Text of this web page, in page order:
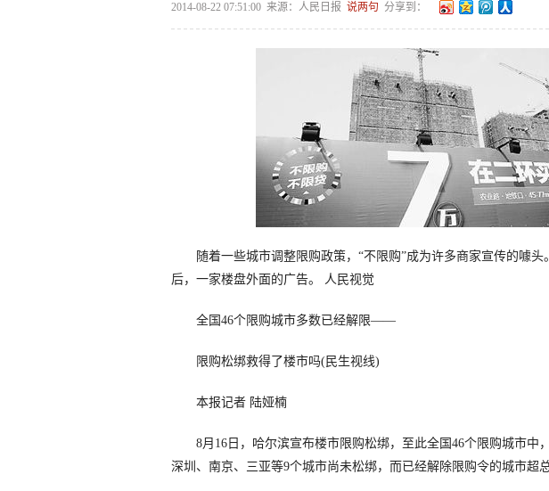
2014-08-22 07:51:00 来源： 人民日报 说两句 分享到：
随着一些城市调整限购政策，“不限购”成为许多商家宣传的噱头
后，一家楼盘外面的广告。 人民视觉
全国46个限购城市多数已经解限——
限购松绑救得了楼市吗(民生视线)
本报记者 陆娅楠
8月16日，哈尔滨宣布楼市限购松绑，至此全国46个限购城市中，
深圳、南京、三亚等9个城市尚未松绑，而已经解除限购令的城市超总